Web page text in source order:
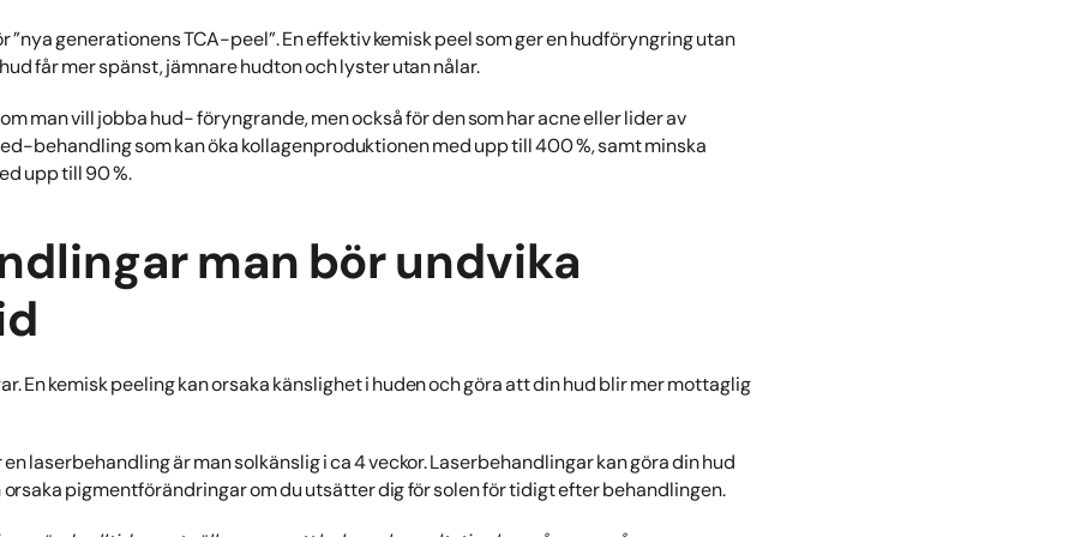
”nya generationens TCA-peel”. En effektiv kemisk peel som ger en hudföryngring utan
får mer spänst, jämnare hudton och lyster utan nålar.
man vill jobba hud- föryngrande, men också för den som har acne eller lider av
behandling som kan öka kollagenproduktionen med upp till 400 %, samt minska
upp till 90 %.
man bör undvika
En kemisk peeling kan orsaka känslighet i huden och göra att din hud blir mer mottaglig
laserbehandling är man solkänslig i ca 4 veckor. Laserbehandlingar kan göra din hud
orsaka pigmentförändringar om du utsätter dig för solen för tidigt efter behandlingen.